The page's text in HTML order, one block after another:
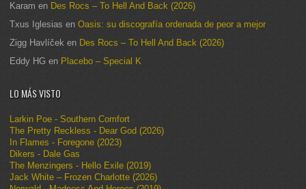
Karam en Des Rocs – To Hell And Back (2026)
Txus Iglesias en Oasis: su discografía ordenada de peor a mejor
Zigg Havlíček en Des Rocs – To Hell And Back (2026)
Eddy HG en Placebo – Special K
LO MÁS VISTO
Larkin Poe - Southern Comfort
The Pretty Reckless - Dear God (2026)
In Flames - Foregone (2023)
Dikers - Dale Gas
The Menzingers - Hello Exile (2019)
Jack White – Frozen Charlotte (2026)